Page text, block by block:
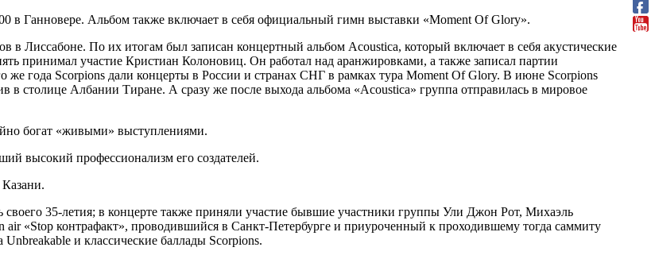
в Ганновере. Альбом также включает в себя официальный гимн выставки «Moment Of Glory».
в Лиссабоне. По их итогам был записан концертный альбом Acoustica, который включает в себя акустические
принимал участие Кристиан Колоновиц. Он работал над аранжировками, а также записал партии
года Scorpions дали концерты в России и странах СНГ в рамках тура Moment Of Glory. В июне Scorpions
столице Албании Тиране. А сразу же после выхода альбома «Acoustica» группа отправилась в мировое
богат «живыми» выступлениями.
высокий профессионализм его создателей.
своего 35-летия; в концерте также приняли участие бывшие участники группы Ули Джон Рот, Михаэль
«Stop контрафакт», проводившийся в Санкт-Петербурге и приуроченный к проходившему тогда саммиту
и классические баллады Scorpions.